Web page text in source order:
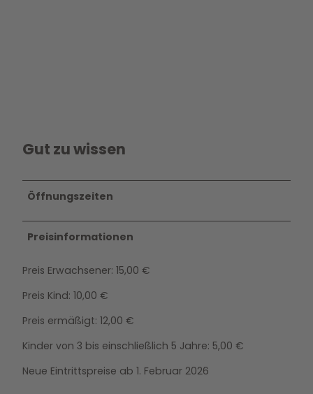
Gut zu wissen
Öffnungszeiten
Preisinformationen
Preis Erwachsener: 15,00 €
Preis Kind: 10,00 €
Preis ermäßigt: 12,00 €
Kinder von 3 bis einschließlich 5 Jahre: 5,00 €
Neue Eintrittspreise ab 1. Februar 2026